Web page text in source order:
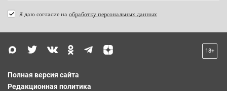
Я даю согласие на обработку персональных данных
18+
Полная версия сайта
Редакционная политика